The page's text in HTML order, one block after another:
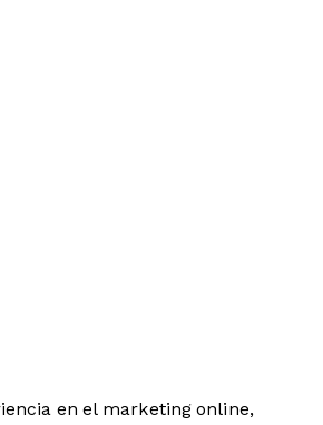
en el marketing online,